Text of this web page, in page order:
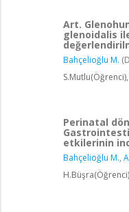
Art.
glenoidalis
Bahçelioğlu M.
Perinatal
etkilerinin
Bahçelioğlu M.,